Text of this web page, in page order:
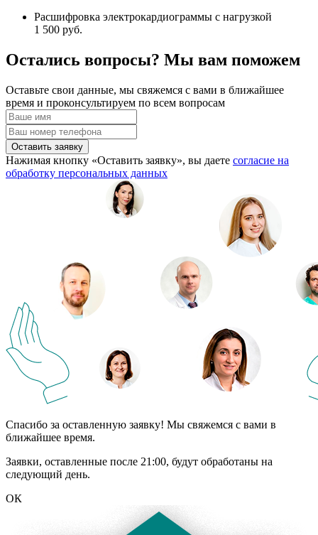
Расшифровка электрокардиограммы с нагрузкой
1 500 руб.
Остались вопросы? Мы вам поможем
Оставьте свои данные, мы свяжемся с вами в ближайшее
время и проконсультируем по всем вопросам
Оставить заявку
Нажимая кнопку «Оставить заявку», вы даете согласие на
обработку персональных данных
Спасибо за оставленную заявку! Мы свяжемся с вами в
ближайшее время.
Заявки, оставленные после 21:00, будут обработаны на
следующий день.
ОК